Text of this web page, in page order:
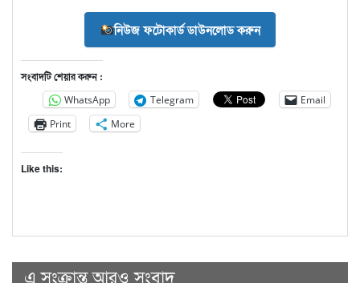
নিউজ ফটোকার্ড ডাউনলোড করুন
সংবাদটি শেয়ার করুন :
WhatsApp Telegram
Email
Print
More
Like this:
এ সংক্রান্ত আরও সংবাদ